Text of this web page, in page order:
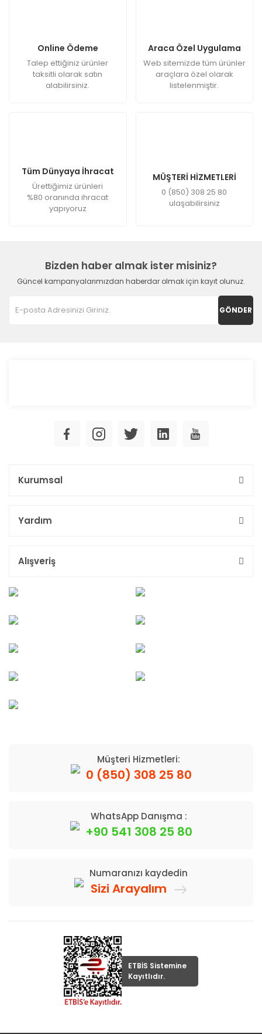
Online Ödeme
Talep ettiğiniz ürünler
taksitli olarak satın
alabilirsiniz.
Araca Özel Uygulama
Web sitemizde tüm ürünler
araçlara özel olarak
listelenmiştir.
Tüm Dünyaya İhracat
Ürettiğimiz ürünleri
%80 oranında ihracat
yapıyoruz
MÜŞTERİ HİZMETLERİ
0 (850) 308 25 80
ulaşabilirsiniz
Bizden haber almak ister misiniz?
Güncel kampanyalarımızdan haberdar olmak için kayıt olunuz.
GÖNDER
Kurumsal
Yardım
Alışveriş
Müşteri Hizmetleri:
0 (850) 308 25 80
WhatsApp Danışma :
+90 541 308 25 80
Numaranızı kaydedin
Sizi Arayalım
ETBİS Sistemine
Kayıtlıdır.